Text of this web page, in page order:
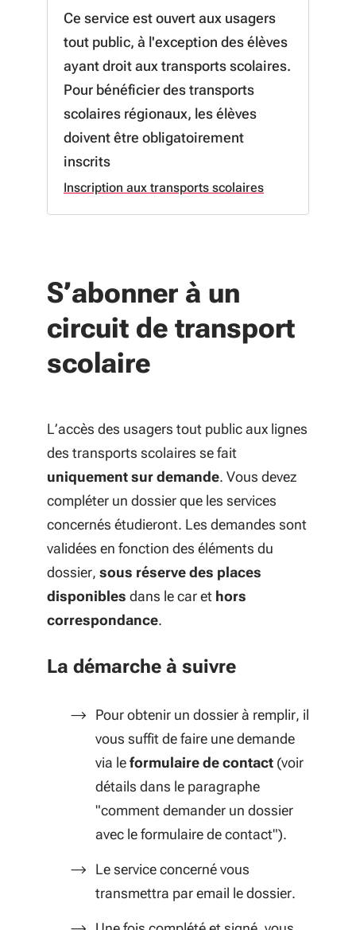
Ce service est ouvert aux usagers
tout public, à l'exception des élèves
ayant droit aux transports scolaires.
Pour bénéficier des transports
scolaires régionaux, les élèves
doivent être obligatoirement
inscrits
Inscription aux transports scolaires
à propos de Inscription aux
S’abonner à un
circuit de transport
scolaire
L’accès des usagers tout public aux lignes
des transports scolaires se fait
uniquement sur demande. Vous devez
compléter un dossier que les services
concernés étudieront. Les demandes sont
validées en fonction des éléments du
dossier, sous réserve des places
disponibles dans le car et hors
correspondance.
La démarche à suivre
Pour obtenir un dossier à remplir, il
vous suffit de faire une demande
via leformulaire de contact (voir
détails dans le paragraphe
"comment demander un dossier
avec le formulaire de contact").
Le service concerné vous
transmettra par email le dossier.